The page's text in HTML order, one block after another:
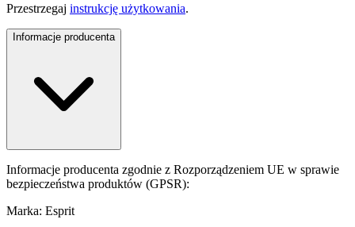
Przestrzegaj instrukcję użytkowania.
Informacje producenta
Informacje producenta zgodnie z Rozporządzeniem UE w sprawie
bezpieczeństwa produktów (GPSR):
Marka: Esprit